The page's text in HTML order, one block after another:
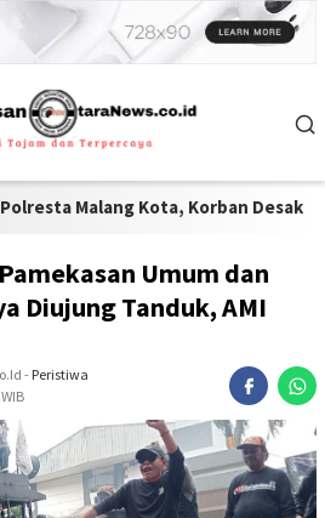
Kota, Korban Desak Penuntasan
Umum dan
Diujung Tanduk, AMI
- Peristiwa